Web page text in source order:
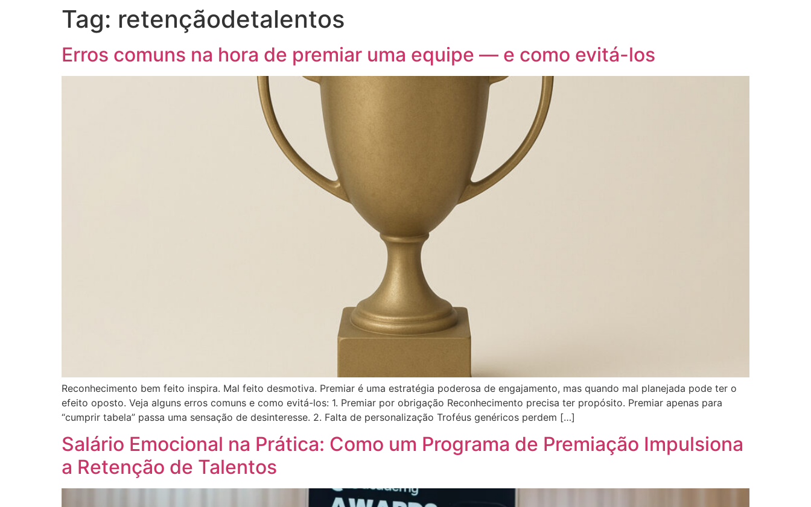
Tag: retençãodetalentos
Erros comuns na hora de premiar uma equipe — e como evitá-los
Reconhecimento bem feito inspira. Mal feito desmotiva. Premiar é uma estratégia poderosa de engajamento, mas quando mal planejada pode ter o
efeito oposto. Veja alguns erros comuns e como evitá-los: 1. Premiar por obrigação Reconhecimento precisa ter propósito. Premiar apenas para
“cumprir tabela” passa uma sensação de desinteresse. 2. Falta de personalização Troféus genéricos perdem […]
Salário Emocional na Prática: Como um Programa de Premiação Impulsiona
a Retenção de Talentos